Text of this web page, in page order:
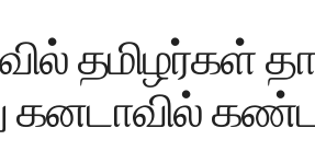
தமிழர்கள்
கனடாவில்